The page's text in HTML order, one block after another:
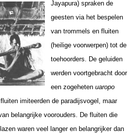
Jayapura) spraken de
geesten via het bespelen
van trommels en fluiten
(heilige voorwerpen) tot de
toehoorders. De geluiden
werden voortgebracht door
een zogeheten uaropo
imiteerden de paradijsvogel, maar
belangrijke voorouders. De fluiten die
waren veel langer en belangrijker dan